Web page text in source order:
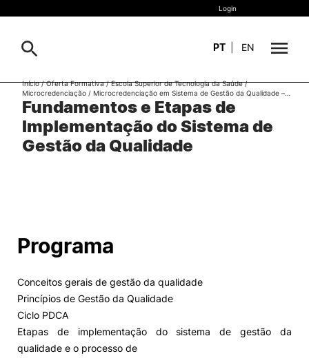
Sobre
Estudar
II&D e Empresas
Ação Social
Alumni
Login
PT EN
Pesquisa
Fundamentos e Etapas de
Implementação do Sistema de
Gestão da Qualidade
Início/Oferta Formativa/Escola Superior de Tecnologia da Saúde/
Microcredenciação / Microcredenciação em Sistema de Gestão da Qualidade –…
Programa
Conceitos gerais de gestão da qualidade
Princípios de Gestão da Qualidade
Ciclo PDCA
Etapas de implementação do sistema de gestão da
qualidade e o processo de